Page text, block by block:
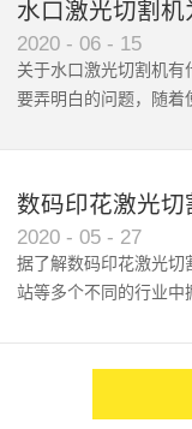
水口激光切割
2020 - 06 - 15
关于水口激光切割机有
要弄明白的问题，随着
数码印花激光
2020 - 05 - 27
据了解数码印花激光切
站等多个不同的行业中
越来越多的人咨询并点